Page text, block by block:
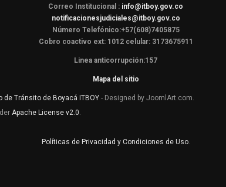
Correo Institucional : info@itboy.gov.co
notificacionesjudiciales@itboy.gov.co
Número Telefónico:+57(608)7405875
Cobro coactivo ext: 1012 celular: 3173675911
Linea anticorrupción:157
Mapa del sitio
de Tránsito de Boyacá ITBOY - Designed by JoomlArt.com.
Apache License v2.0.
Políticas de Privacidad y Condiciones de Uso.